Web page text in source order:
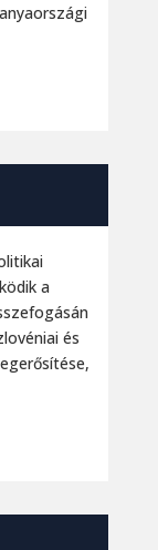
a
és